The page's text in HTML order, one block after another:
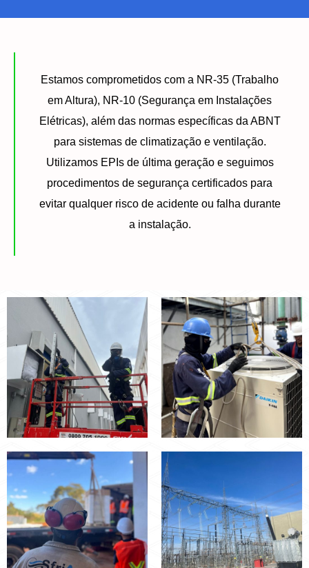
Estamos comprometidos com a NR-35 (Trabalho
em Altura), NR-10 (Segurança em Instalações
Elétricas), além das normas específicas da ABNT
para sistemas de climatização e ventilação.
Utilizamos EPIs de última geração e seguimos
procedimentos de segurança certificados para
evitar qualquer risco de acidente ou falha durante
a instalação.